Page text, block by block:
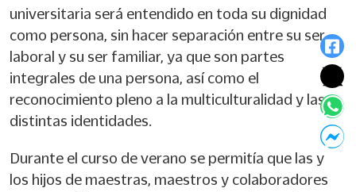
universitaria será entendido en toda su dignidad
como persona, sin hacer separación entre su ser
laboral y su ser familiar, ya que son partes
integrales de una persona, así como el
reconocimiento pleno a la multiculturalidad y las
distintas identidades.
Durante el curso de verano se permitía que las y
los hijos de maestras, maestros y colaboradores